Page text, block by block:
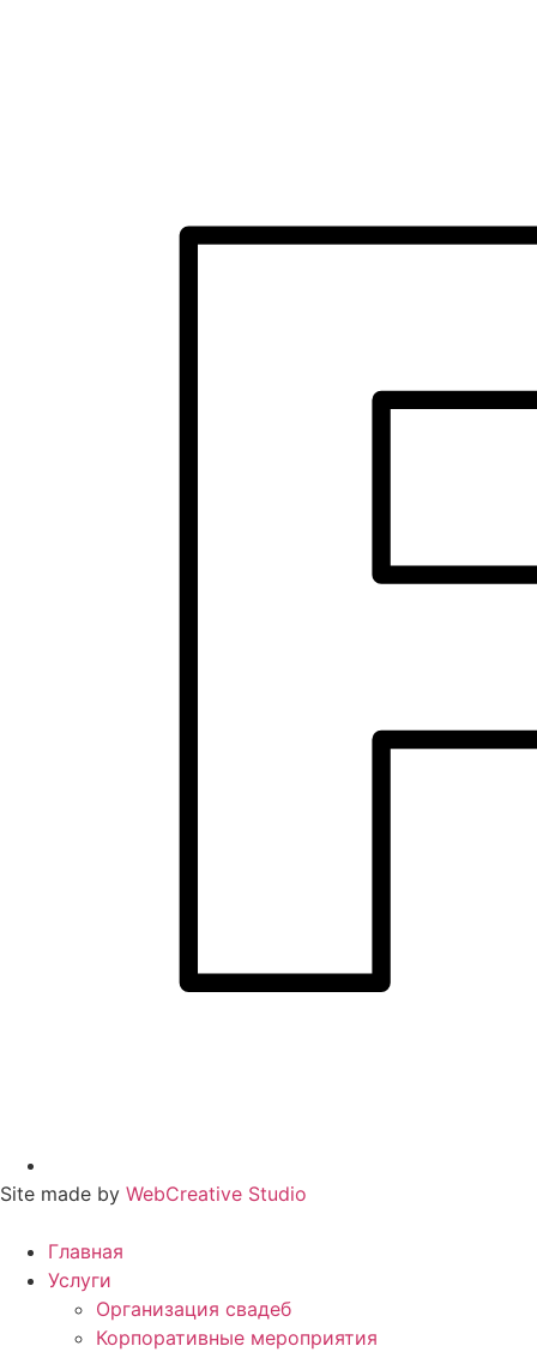
Site made by WebCreative Studio
Главная
Услуги
Организация свадеб
Корпоративные мероприятия